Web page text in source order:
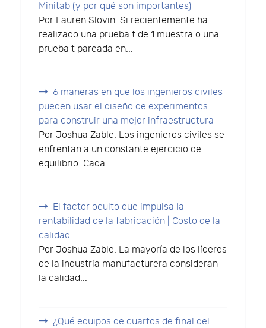
Minitab (y por qué son importantes)
Por Lauren Slovin. Si recientemente ha
realizado una prueba t de 1 muestra o una
prueba t pareada en...
6 maneras en que los ingenieros civiles
pueden usar el diseño de experimentos
para construir una mejor infraestructura
Por Joshua Zable. Los ingenieros civiles se
enfrentan a un constante ejercicio de
equilibrio. Cada...
El factor oculto que impulsa la
rentabilidad de la fabricación | Costo de la
calidad
Por Joshua Zable. La mayoría de los líderes
de la industria manufacturera consideran
la calidad...
¿Qué equipos de cuartos de final del